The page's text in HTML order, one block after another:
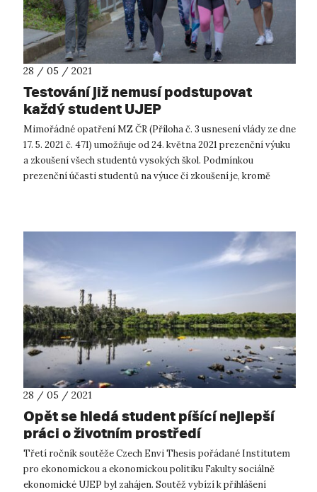
28 / 05 / 2021
Testování již nemusí podstupovat
každý student UJEP
Mimořádné opatření MZ ČR (Příloha č. 3 usnesení vlády ze dne
17. 5. 2021 č. 471) umožňuje od 24. května 2021 prezenční výuku
a zkoušení všech studentů vysokých škol. Podmínkou
prezenční účasti studentů na výuce či zkoušení je, kromě
28 / 05 / 2021
Opět se hledá student píšící nejlepší
práci o životním prostředí
Třetí ročník soutěže Czech Envi Thesis pořádané Institutem
pro ekonomickou a ekonomickou politiku Fakulty sociálně
ekonomické UJEP byl zahájen. Soutěž vybízí k přihlášení